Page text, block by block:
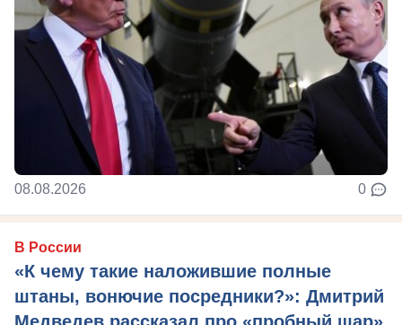
08.08.2026 0
В России
«К чему такие наложившие полные
штаны, вонючие посредники?»: Дмитрий